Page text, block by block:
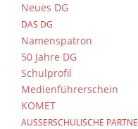
Neues DG
DAS DG
Namenspatron
50 Jahre DG
Schulprofil
Medienführerschein
KOMET
AUSSERSCHULISCHE PARTNER